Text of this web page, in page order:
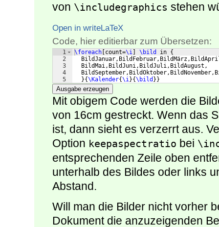
von \includegraphics stehen
Open in writeLaTeX
Code, hier editierbar zum Übersetzen:
1
2
3
4
5
\foreach count=\i \bild in {
  BildMai,BildJuni,BildJuli,BildAugust,
}{\Kalender{\i}{\bild }}
Ausgabe erzeugen
Mit obigem Code werden die
von 16cm gestreckt. Wenn das
ist, dann sieht es verzerrt aus.
Option keepaspectratio bei
entsprechenden Zeile oben
unterhalb des Bildes oder links
Abstand.
Will man die Bilder nicht vorher
Dokument die anzuzeigenden